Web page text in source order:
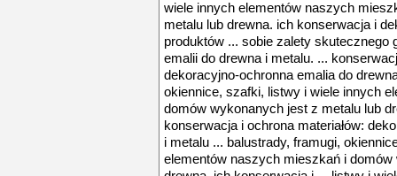
wiele innych elementów naszych
metalu lub drewna. ich konserwacja i
produktów ... sobie zalety skutecznego
emalii do drewna i metalu. ...
dekoracyjno-ochronna emalia do
okiennice, szafki, listwy i wiele innych
domów wykonanych jest z metalu lub
konserwacja i ochrona materiałów:
i metalu ... balustrady, framugi,
elementów naszych mieszkań i